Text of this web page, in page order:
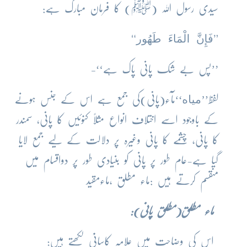
سیدی رسول اللہ (ﷺ) کا فرمان مبارک ہے:
’’فَإِنَّ الْمَاءَ طَهُور‘‘
’’پس بے شک پانی پاک ہے‘‘-
لفظ’’ مياه‘‘مآء(پانی)کی جمع ہے اس کے جنس ہونے
کے باوجود اسے اختلاف انواع مثلاً کنوئیں کا پانی، سمندر
کا پانی، چشمے کا پانی وغیرہ پر دلالت کے لیے جمع لایا
گیا ہے-عام طور پر پانی کو بنیادی طور پر دواقسام میں
منقسم کرتے ہیں :ماء مطلق ،ماءمقید
ماء مطلق(مطلق پانی):
اس کی وضاحت میں علامہ کاسانیؒ لکھتے ہیں: